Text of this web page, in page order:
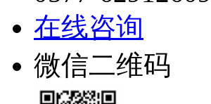
在线咨询
微信二维码